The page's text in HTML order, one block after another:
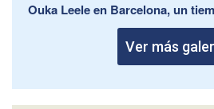
Ouka Leele en Barcelona, un
Ver más